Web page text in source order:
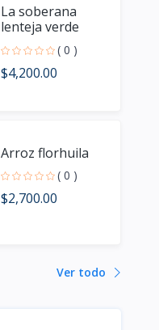
La soberana
lenteja verde
460g
( 0 )
$4,200.00
Arroz florhuila
( 0 )
$2,700.00
Ver todo